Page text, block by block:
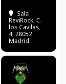
Sala
ReviRock, C.
los Cavilas,
4, 28052
Madrid